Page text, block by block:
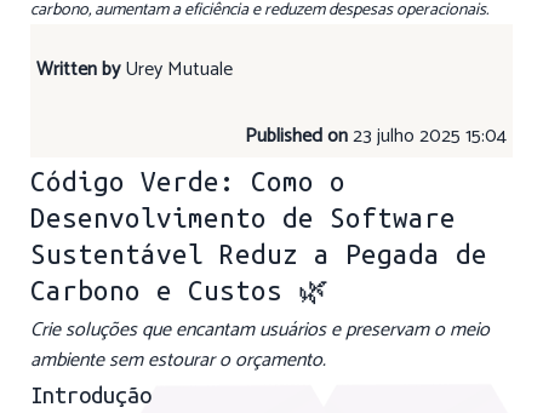
carbono, aumentam a eficiência e reduzem despesas operacionais.
Written byUrey Mutuale
Published on23 julho 2025 15:04
Código Verde: Como o
Desenvolvimento de Software
Sustentável Reduz a Pegada de
Carbono e Custos 🌿
Crie soluções que encantam usuários e preservam o meio
ambiente sem estourar o orçamento.
Introdução